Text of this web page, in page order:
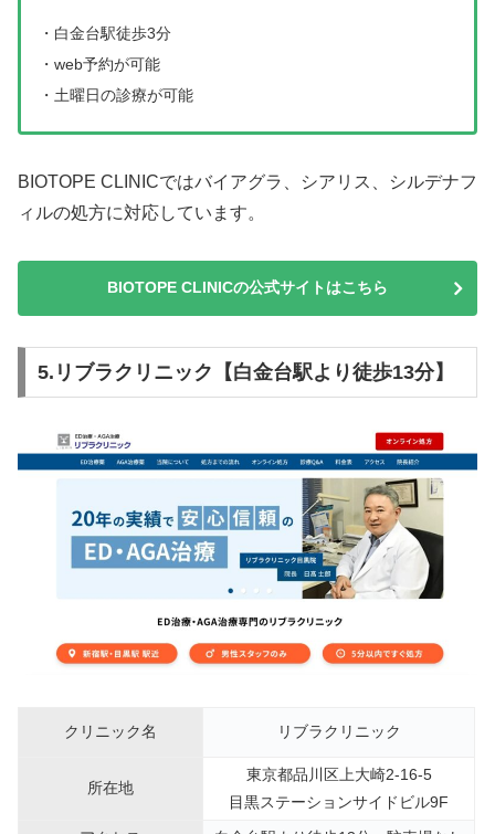
・白金台駅徒歩3分
・web予約が可能
・土曜日の診療が可能
BIOTOPE CLINICではバイアグラ、シアリス、シルデナフ
ィルの処方に対応しています。
BIOTOPE CLINICの公式サイトはこちら
5.リブラクリニック【白金台駅より徒歩13分】
クリニック名 リブラクリニック
所在地
東京都品川区上大崎2-16-5
目黒ステーションサイドビル9F